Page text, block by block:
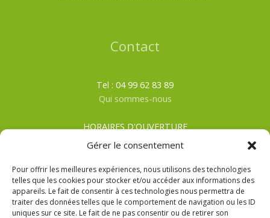
Gérer le consentement
Pour offrir les meilleures expériences, nous utilisons des technologies
telles que les cookies pour stocker et/ou accéder aux informations des
appareils. Le fait de consentir à ces technologies nous permettra de
traiter des données telles que le comportement de navigation ou les ID
uniques sur ce site. Le fait de ne pas consentir ou de retirer son
Contact
Tel : 04 99 62 83 89
Qui sommes-nous
HORAIRES D'OUVERTURE
Du lundi au samedi
HIVER: De 8h00 à 19h00
CGV
Mentions Légales